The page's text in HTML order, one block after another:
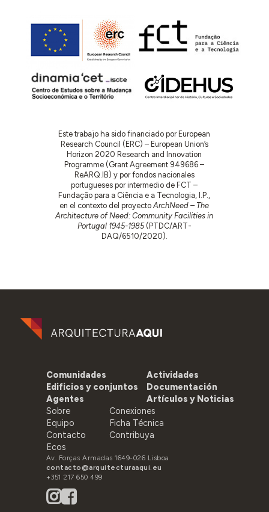
Este trabajo ha sido financiado por European
Research Council (ERC) – European Union’s
Horizon 2020 Research and Innovation
Programme (Grant Agreement 949686 –
ReARQ.IB) y por fondos nacionales
portugueses por intermedio de FCT –
Fundação para a Ciência e a Tecnologia, I.P.,
en el contexto del proyectoArchNeed – The
Architecture of Need: Community Facilities in
Portugal 1945-1985(PTDC/ART-
DAQ/6510/2020).
Comunidades
Edificios y conjuntos
Agentes
Actividades
Documentación
Artículos y Noticias
Sobre
Equipo
Contacto
Ecos
Conexiones
Ficha Técnica
Contribuya
Av. Forças Armadas 1649-026 Lisboa
contacto@arquitecturaaqui.eu
+351 217 650 499